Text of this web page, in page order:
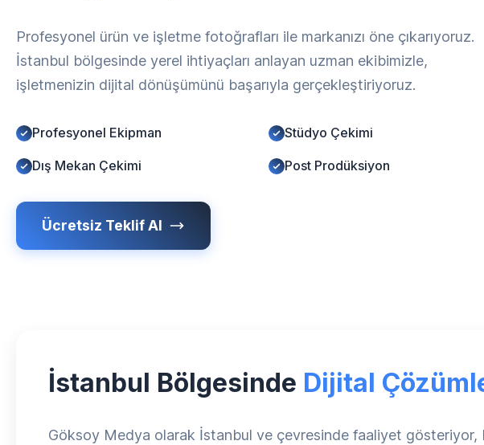
Profesyonel ürün ve işletme fotoğrafları ile markanızı öne çıkarıyoruz.
İstanbul bölgesinde yerel ihtiyaçları anlayan uzman ekibimizle,
işletmenizin dijital dönüşümünü başarıyla gerçekleştiriyoruz.
Profesyonel Ekipman Stüdyo Çekimi
Dış Mekan Çekimi Post Prodüksiyon
Ücretsiz Teklif Al
İstanbul Bölgesinde Dijital
Göksoy Medya olarak İstanbul ve çevresinde faaliyet